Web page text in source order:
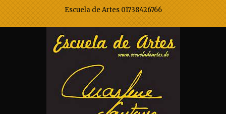
Escuela de Artes 01738426766